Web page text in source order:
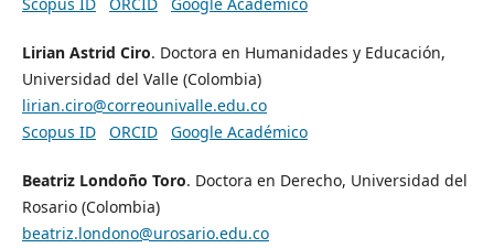
Lirian Astrid Ciro. Doctora en Humanidades y Educación,
Universidad del Valle (Colombia)
lirian.ciro@correounivalle.edu.co
Scopus ID
ORCID Google Académico
Beatriz Londoño Toro. Doctora en Derecho, Universidad del
Rosario (Colombia)
beatriz.londono@urosario.edu.co